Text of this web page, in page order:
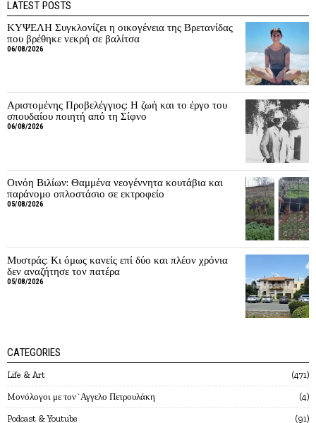
LATEST POSTS
ΚΥΨΕΛΗ Συγκλονίζει η οικογένεια της Βρετανίδας
που βρέθηκε νεκρή σε βαλίτσα
06/08/2026
Αριστομένης Προβελέγγιος: Η ζωή και το έργο του
σπουδαίου ποιητή από τη Σίφνο
06/08/2026
Οινόη Βιλίων: Θαμμένα νεογέννητα κουτάβια και
παράνομο οπλοστάσιο σε εκτροφείο
05/08/2026
Μυστράς: Κι όμως κανείς επί δύο και πλέον χρόνια
δεν αναζήτησε τον πατέρα
05/08/2026
CATEGORIES
Life & Art 471
Mονόλογοι με τον`Αγγελο Πετρουλάκη 4
Podcast & Youtube 91